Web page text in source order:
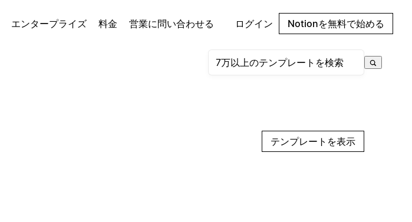
エンタープライズ 料金 営業に問い合わせる ログイン Notionを無料で始める
テンプレートを表示